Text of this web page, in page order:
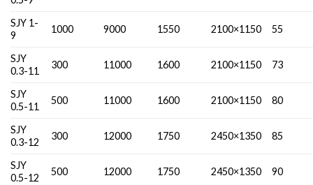
SJY 1-
9
1000 9000 1550 2100×1150 55
SJY
0.3-11
300 11000 1600 2100×1150 73
SJY
0.5-11
500 11000 1600 2100×1150 80
SJY
0.3-12
300 12000 1750 2450×1350 85
SJY
0.5-12
500 12000 1750 2450×1350 90